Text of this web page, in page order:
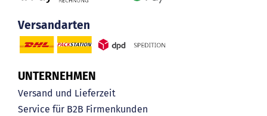
Versandarten
UNTERNEHMEN
Versand und Lieferzeit
Service für B2B Firmenkunden